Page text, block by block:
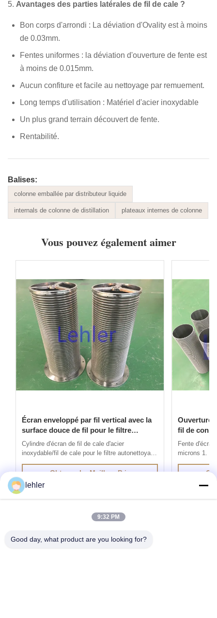
5. Avantages des parties latérales de fil de cale ?
Bon corps d'arrondi : La déviation d'Ovality est à moins
de 0.03mm.
Fentes uniformes : la déviation d'ouverture de fente est
à moins de 0.015mm.
Aucun confiture et facile au nettoyage par remuement.
Long temps d'utilisation : Matériel d'acier inoxydable
Un plus grand terrain découvert de fente.
Rentabilité.
Balises:
colonne emballée par distributeur liquide
internals de colonne de distillation plateaux internes de colonne
Vous pouvez également aimer
Écran enveloppé par fil vertical avec la
surface douce de fil pour le filtre
autonettoyant
Cylindre d'écran de fil de cale d'acier
inoxydable/fil de cale pour le filtre autonettoyant
1. L'écran de fil de cale d'acier inoxydable est
produit par la méthode du soudage par
résistance électrique, fils avec des profils
spéciaux sont soudés aux fils de soutien à 90
degrés. La distance entre les ...
Obtenez Le Meilleur Prix
Ouverture
fil de
d'écran
Fente
microns 1.
fil de V est
par
profils
Obtenez les produits dont vous avez besoin
lehler
9:32 PM
Good day, what product are you looking for?